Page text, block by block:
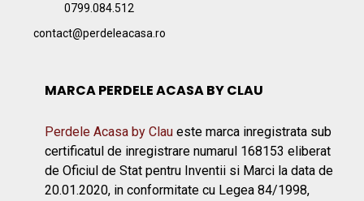
0799.084.512
contact@perdeleacasa.ro
MARCA PERDELE ACASA BY CLAU
Perdele Acasa by Clau este marca inregistrata sub
certificatul de inregistrare numarul 168153 eliberat
de Oficiul de Stat pentru Inventii si Marci la data de
20.01.2020, in conformitate cu Legea 84/1998,